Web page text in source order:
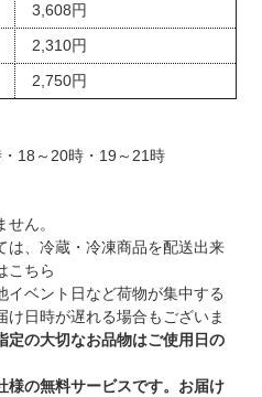
3,608円
2,310円
2,750円
18～20時・19～21時
ん。
、冷蔵・冷凍商品を配送出来
こちら
ベント日など荷物が集中する
日時が遅れる場合もございま
定の大切なお品物はご使用日の
様の無料サービスです。お届け